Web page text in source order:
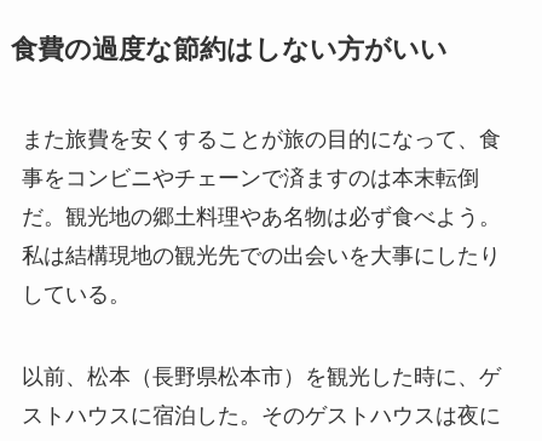
食費の過度な節約はしない方がいい
また旅費を安くすることが旅の目的になって、食
事をコンビニやチェーンで済ますのは本末転倒
だ。観光地の郷土料理やあ名物は必ず食べよう。
私は結構現地の観光先での出会いを大事にしたり
している。
以前、松本（長野県松本市）を観光した時に、ゲ
ストハウスに宿泊した。そのゲストハウスは夜に